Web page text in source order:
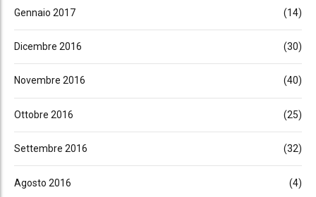
Gennaio 2017 (14)
Dicembre 2016 (30)
Novembre 2016 (40)
Ottobre 2016 (25)
Settembre 2016 (32)
Agosto 2016 (4)